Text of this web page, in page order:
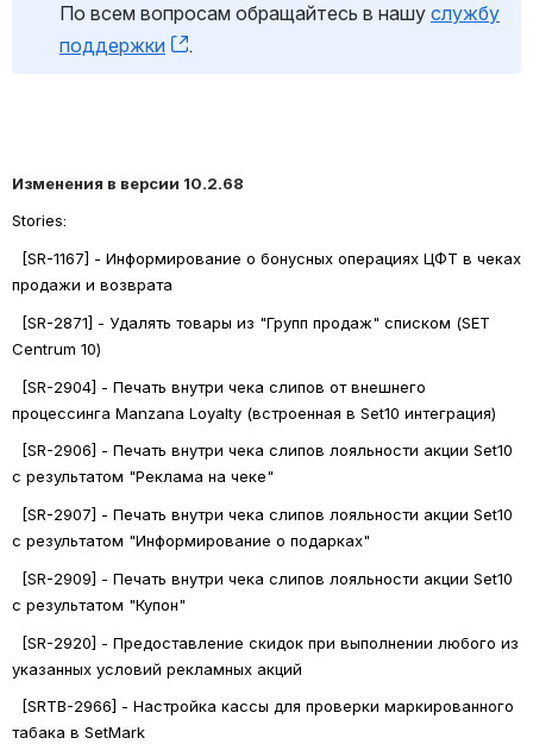
По всем вопросам обращайтесь в нашу службу
поддержки
, (opens new window)
.
Изменения в версии 10.2.68
Stories:
[SR-1167] - Информирование о бонусных операциях ЦФТ в чеках
продажи и возврата
[SR-2871] - Удалять товары из "Групп продаж" списком (SET
Centrum 10)
[SR-2904] - Печать внутри чека слипов от внешнего
процессинга Manzana Loyalty (встроенная в Set10 интеграция)
[SR-2906] - Печать внутри чека слипов лояльности акции Set10
с результатом "Реклама на чеке"
[SR-2907] - Печать внутри чека слипов лояльности акции Set10
с результатом "Информирование о подарках"
[SR-2909] - Печать внутри чека слипов лояльности акции Set10
с результатом "Купон"
[SR-2920] - Предоставление скидок при выполнении любого из
указанных условий рекламных акций
[SRTB-2966] - Настройка кассы для проверки маркированного
табака в SetMark